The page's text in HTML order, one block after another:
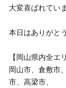
大変喜ばれてい
本日はありがと
【岡山県内全エ
岡山市、倉敷市
市、高梁市、